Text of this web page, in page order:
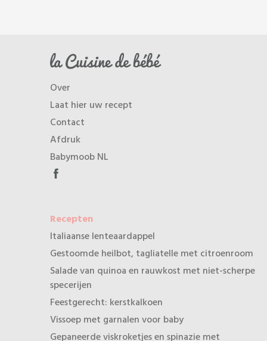
Over
Laat hier uw recept
Contact
Afdruk
Babymoob NL
Recepten
Italiaanse lenteaardappel
Gestoomde heilbot, tagliatelle met citroenroom
Salade van quinoa en rauwkost met niet-scherpe
specerijen
Feestgerecht: kerstkalkoen
Vissoep met garnalen voor baby
Gepaneerde viskroketjes en spinazie met